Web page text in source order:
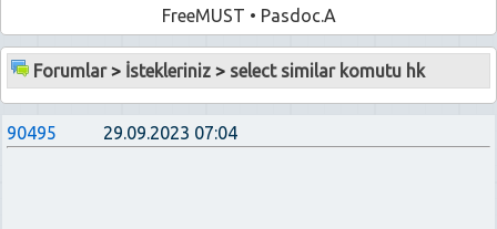
FreeMUST • Pasdoc.A
Forumlar> İstekleriniz > select similar komutu hk
90495 29.09.2023 07:04